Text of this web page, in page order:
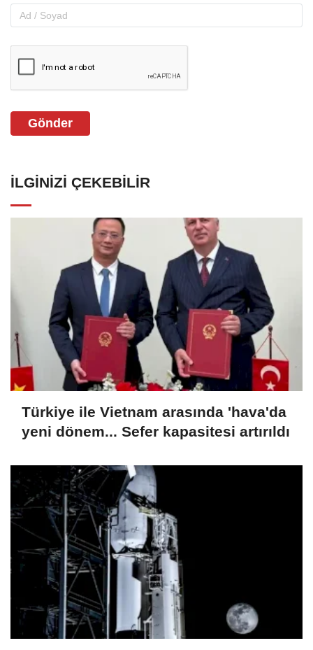
Gönder
İLGINIZI ÇEKEBILIR
Türkiye ile Vietnam arasında 'hava'da
yeni dönem... Sefer kapasitesi artırıldı